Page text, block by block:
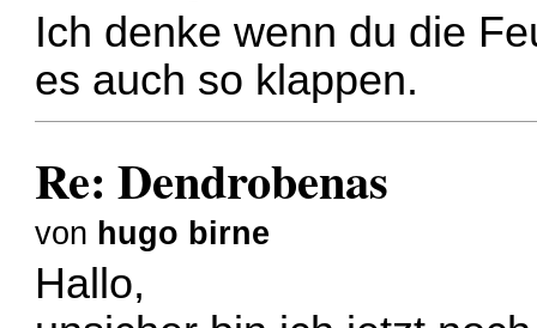
Ich denke wenn du die
es auch so klappen.
Re: Dendrobenas
von hugo birne
Hallo,